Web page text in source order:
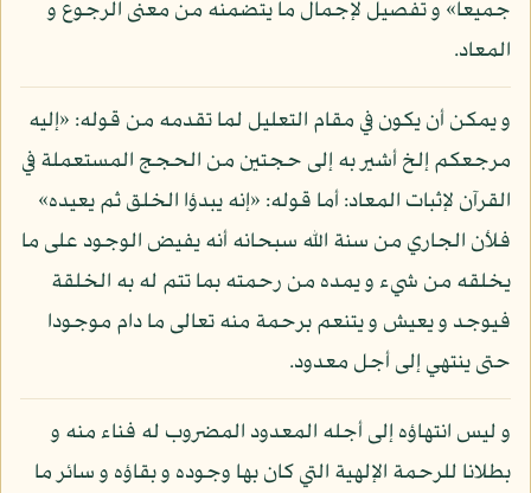
جميعا» و تفصيل لإجمال ما يتضمنه من معنى الرجوع و
المعاد.
و يمكن أن يكون في مقام التعليل لما تقدمه من قوله: «إليه
مرجعكم إلخ أشير به إلى حجتين من الحجج المستعملة في
القرآن لإثبات المعاد: أما قوله: «إنه يبدؤا الخلق ثم يعيده»
فلأن الجاري من سنة الله سبحانه أنه يفيض الوجود على ما
يخلقه من شيء و يمده من رحمته بما تتم له به الخلقة
فيوجد و يعيش و يتنعم برحمة منه تعالى ما دام موجودا
حتى ينتهي إلى أجل معدود.
و ليس انتهاؤه إلى أجله المعدود المضروب له فناء منه و
بطلانا للرحمة الإلهية التي كان بها وجوده و بقاؤه و سائر ما